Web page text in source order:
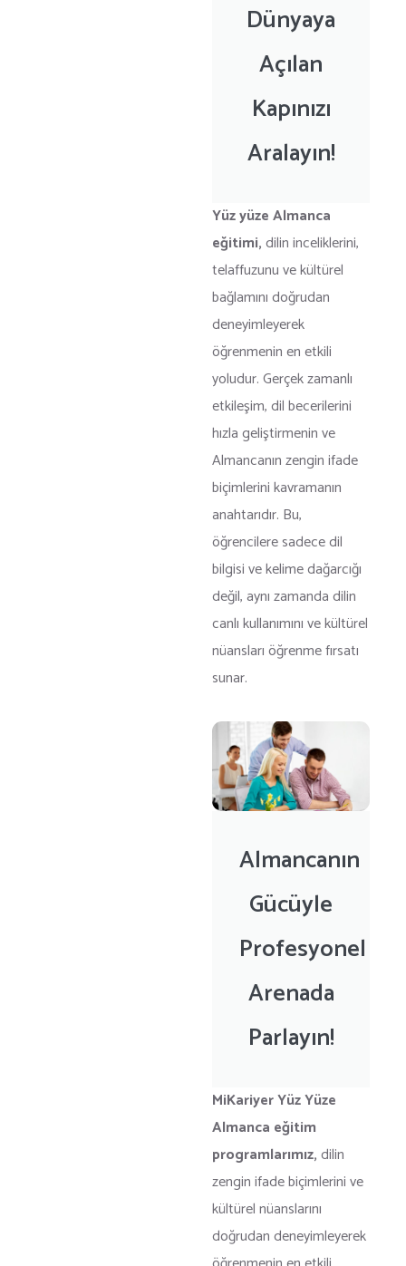
Dünyaya
Açılan
Kapınızı
Aralayın!
Yüz yüze Almanca
eğitimi,dilin inceliklerini,
telaffuzunu ve kültürel
bağlamını doğrudan
deneyimleyerek
öğrenmenin en etkili
yoludur. Gerçek zamanlı
etkileşim, dil becerilerini
hızla geliştirmenin ve
Almancanın zengin ifade
biçimlerini kavramanın
anahtarıdır. Bu,
öğrencilere sadece dil
bilgisi ve kelime dağarcığı
değil, aynı zamanda dilin
canlı kullanımını ve kültürel
nüansları öğrenme fırsatı
sunar.
Almancanın
Gücüyle
Profesyonel
Arenada
Parlayın!
MiKariyer Yüz Yüze
Almanca eğitim
programlarımız,dilin
zengin ifade biçimlerini ve
kültürel nüanslarını
doğrudan deneyimleyerek